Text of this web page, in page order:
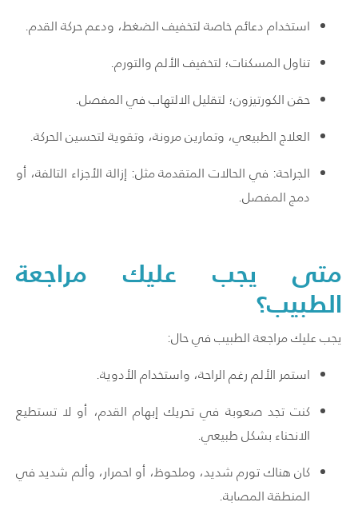
استخدام دعائم خاصة لتخفيف الضغط، ودعم حركة القدم.
تناول المسكنات؛ لتخفيف الألم والتورم.
حقن الكورتيزون؛ لتقليل الالتهاب في المفصل.
العلاج الطبيعي، وتمارين مرونة، وتقوية لتحسين الحركة.
الجراحة: في الحالات المتقدمة مثل: إزالة الأجزاء التالفة، أو
دمج المفصل.
متى يجب عليك مراجعة
الطبيب؟
يجب عليك مراجعة الطبيب في حال:
استمر الألم رغم الراحة، واستخدام الأدوية.
كنت تجد صعوبة في تحريك إبهام القدم، أو لا تستطيع
الانحناء بشكل طبيعي.
كان هناك تورم شديد، وملحوظ، أو احمرار، وألم شديد في
المنطقة المصابة.